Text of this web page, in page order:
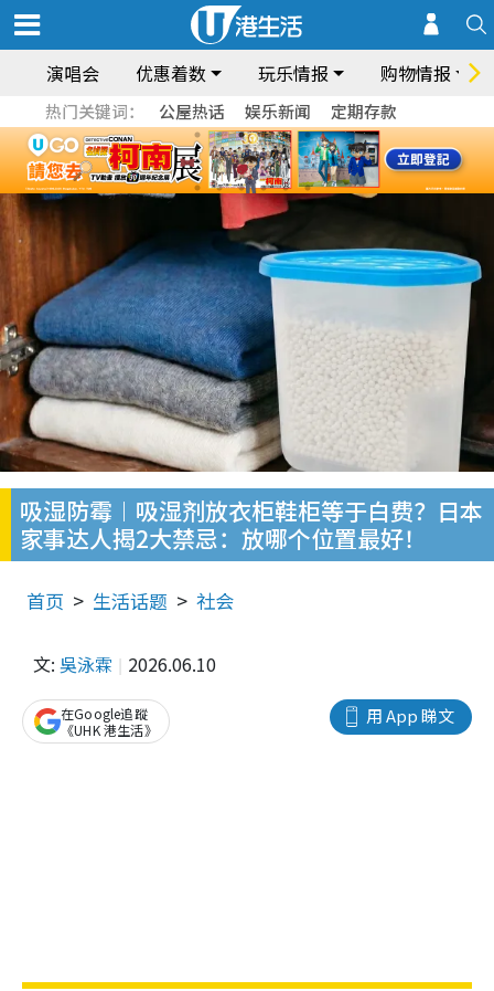
演唱会 优惠着数 玩乐情报 购物情报
热门关键词： 公屋热话 娱乐新闻 定期存款
吸湿防霉︱吸湿剂放衣柜鞋柜等于白费？日本
家事达人揭2大禁忌：放哪个位置最好！
首页 生活话题 社会
文: 吳泳霖 2026.06.10
用 App 睇文
在Google追蹤
《UHK 港生活》